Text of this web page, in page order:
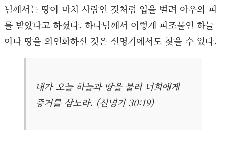
님께서는 땅이 마치 사람인 것처럼 입을 벌려 아우의 피
를 받았다고 하셨다. 하나님께서 이렇게 피조물인 하늘
이나 땅을 의인화하신 것은 신명기에서도 찾을 수 있다.
내가 오늘 하늘과 땅을 불러 너희에게
증거를 삼노라. (신명기 30:19)